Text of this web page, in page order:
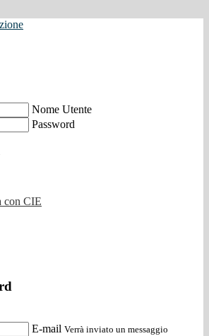
Nome Utente
Password
con CIE
E-mail Verrà inviato un messaggio